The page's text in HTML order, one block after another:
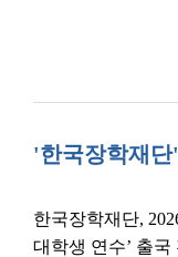
'한국장학재
한국장학재단,
대학생 연수’ 출국